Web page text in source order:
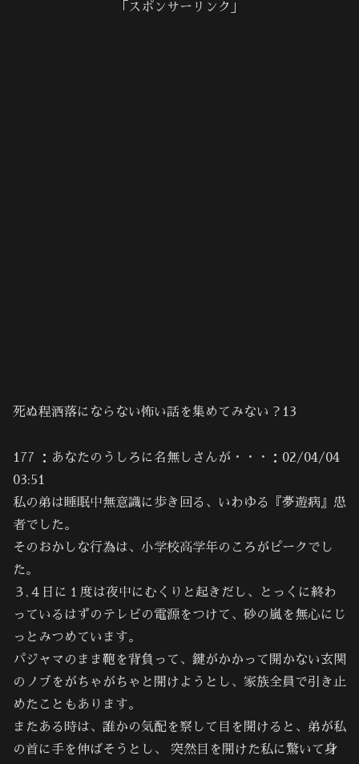
「スポンサーリンク」
死ぬ程洒落にならない怖い話を集めてみない？13
177 ：あなたのうしろに名無しさんが・・・：02/04/04
03:51
私の弟は睡眠中無意識に歩き回る、いわゆる『夢遊病』患
者でした。
そのおかしな行為は、小学校高学年のころがピークでし
た。
３,４日に１度は夜中にむくりと起きだし、とっくに終わ
っているはずのテレビの電源をつけて、砂の嵐を無心にじ
っとみつめています。
パジャマのまま鞄を背負って、鍵がかかって開かない玄関
のノブをがちゃがちゃと開けようとし、家族全員で引き止
めたこともあります。
またある時は、誰かの気配を察して目を開けると、弟が私
の首に手を伸ばそうとし、 突然目を開けた私に驚いて身